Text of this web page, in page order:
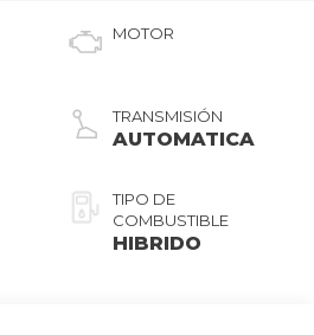
MOTOR
TRANSMISIÓN
AUTOMATICA
TIPO DE
COMBUSTIBLE
HIBRIDO